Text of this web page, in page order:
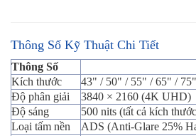
Thông Số Kỹ Thuật Chi Tiết
Thông Số
Kích thước
43" / 50" / 55" / 65" /
Độ phân giải
3840 × 2160 (4K UHD)
Độ sáng
500 nits (tất cả kích
Loại tấm nền
ADS (Anti-Glare 25%